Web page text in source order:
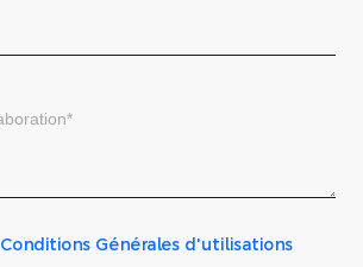
Conditions Générales d'utilisations